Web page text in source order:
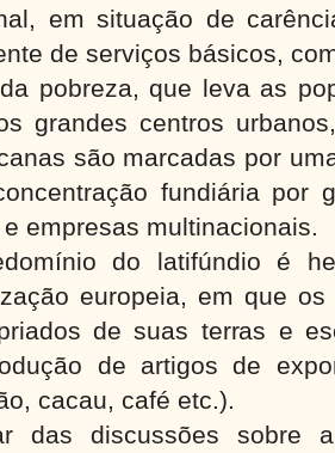
em situação de
de serviços básicos,
pobreza, que leva as
grandes centros
são marcadas por
fundiária por
empresas multinacionais.
do latifúndio é
europeia, em que
de suas terras e
de artigos de
cacau, café etc.).
das discussões sobre